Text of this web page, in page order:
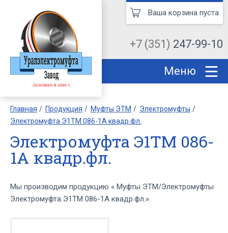
+7 (351) 247-99-10
Ваша корзина пуста
Меню
Главная Продукция Муфты ЭТМ
Электромуфты
Электромуфта Э1ТМ 086-1А квадр.фл.
Электромуфта Э1ТМ 086-
1А квадр.фл.
Мы производим продукцию « Муфты ЭТМ/Электромуфты
Электромуфта Э1ТМ 086-1А квадр.фл.».